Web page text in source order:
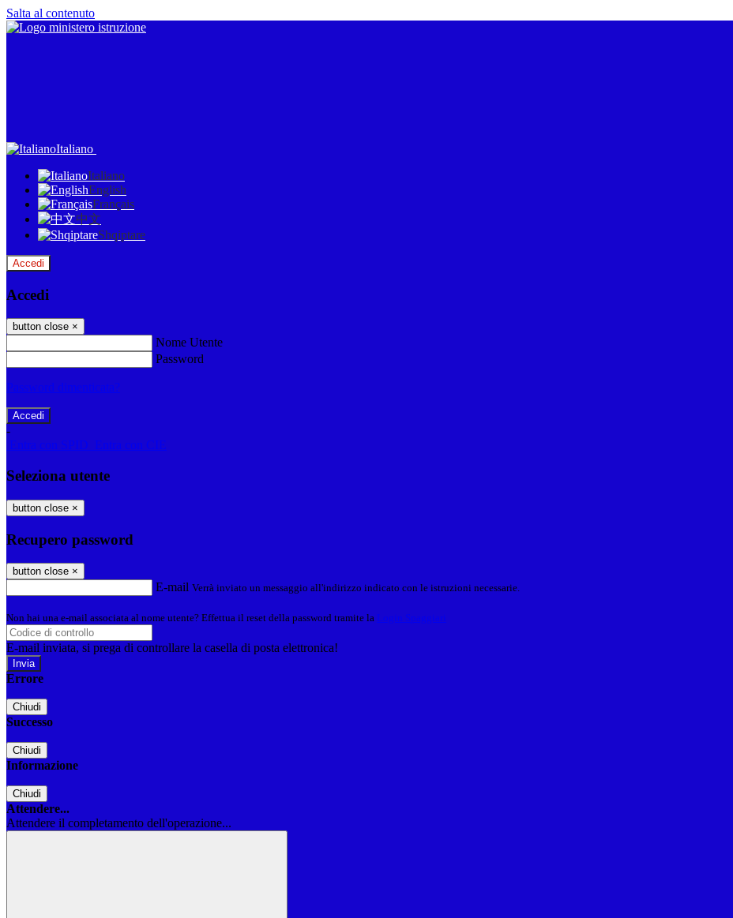
Salta al contenuto
Italiano
Italiano
English
Français
中文
Shqiptare
Accedi
Accedi
button close ×
Nome Utente
Password
Password dimenticata?
-
Entra con SPID
Entra con CIE
Seleziona utente
button close ×
Recupero password
button close ×
E-mail Verrà inviato un messaggio all'indirizzo indicato con le istruzioni necessarie.
Non hai una e-mail associata al nome utente? Effettua il reset della password tramite la Login Spaggiari
E-mail inviata, si prega di controllare la casella di posta elettronica!
Errore
Chiudi
Successo
Chiudi
Informazione
Chiudi
Attendere...
Attendere il completamento dell'operazione...